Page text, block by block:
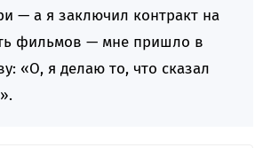
— а я заключил контракт на
фильмов — мне пришло в
«О, я делаю то, что сказал